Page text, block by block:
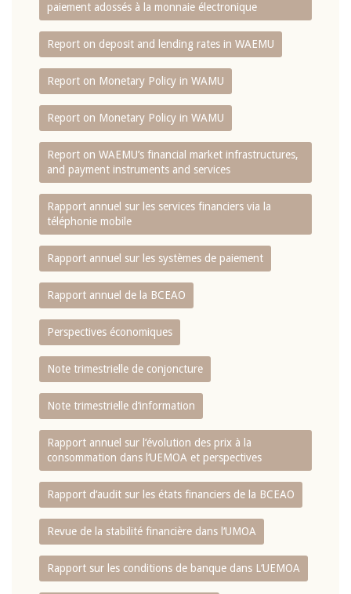
paiement adossés à la monnaie électronique
Report on deposit and lending rates in WAEMU
Report on Monetary Policy in WAMU
Report on Monetary Policy in WAMU
Report on WAEMU’s financial market infrastructures,
and payment instruments and services
Rapport annuel sur les services financiers via la
téléphonie mobile
Rapport annuel sur les systèmes de paiement
Rapport annuel de la BCEAO
Perspectives économiques
Note trimestrielle de conjoncture
Note trimestrielle d‘information
Rapport annuel sur l‘évolution des prix à la
consommation dans l‘UEMOA et perspectives
Rapport d‘audit sur les états financiers de la BCEAO
Revue de la stabilité financière dans l‘UMOA
Rapport sur les conditions de banque dans L‘UEMOA